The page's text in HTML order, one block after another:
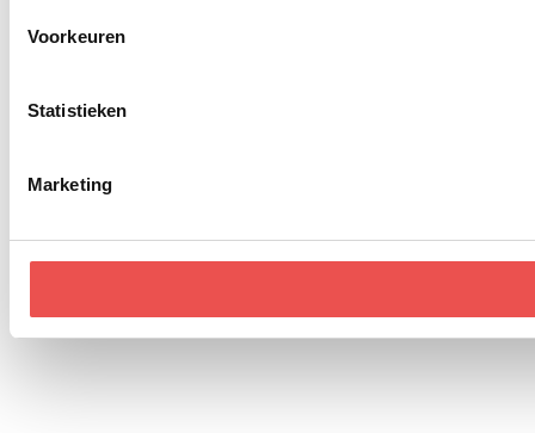
Voorkeuren
Statistieken
Marketing